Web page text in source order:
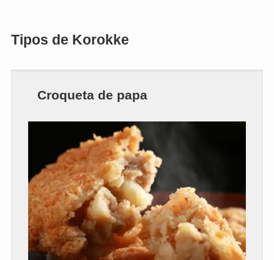
Tipos de Korokke
Croqueta de papa